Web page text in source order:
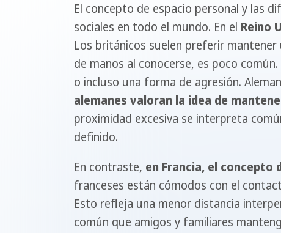
El concepto de espacio personal y las
sociales en todo el mundo. En el Reino
Los británicos suelen preferir
de manos al conocerse, es poco
o incluso una forma de agresión.
alemanes valoran la idea de
proximidad excesiva se interpreta
definido.
En contraste, en Francia, el concepto
franceses están cómodos con el
Esto refleja una menor distancia
común que amigos y familiares